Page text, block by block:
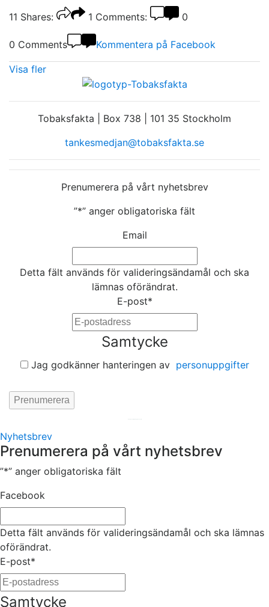
11 Shares: 1 Comments: 0
0 Comments Kommentera på Facebook
Visa fler
Tobaksfakta | Box 738 | 101 35 Stockholm
tankesmedjan@tobaksfakta.se
Prenumerera på vårt nyhetsbrev
”*” anger obligatoriska fält
Email
Detta fält används för valideringsändamål och ska
lämnas oförändrat.
E-post*
Samtycke
Jag godkänner hanteringen av personuppgifter
Nyhetsbrev
Prenumerera på vårt nyhetsbrev
”*” anger obligatoriska fält
Facebook
Detta fält används för valideringsändamål och ska lämnas
oförändrat.
E-post*
Samtycke